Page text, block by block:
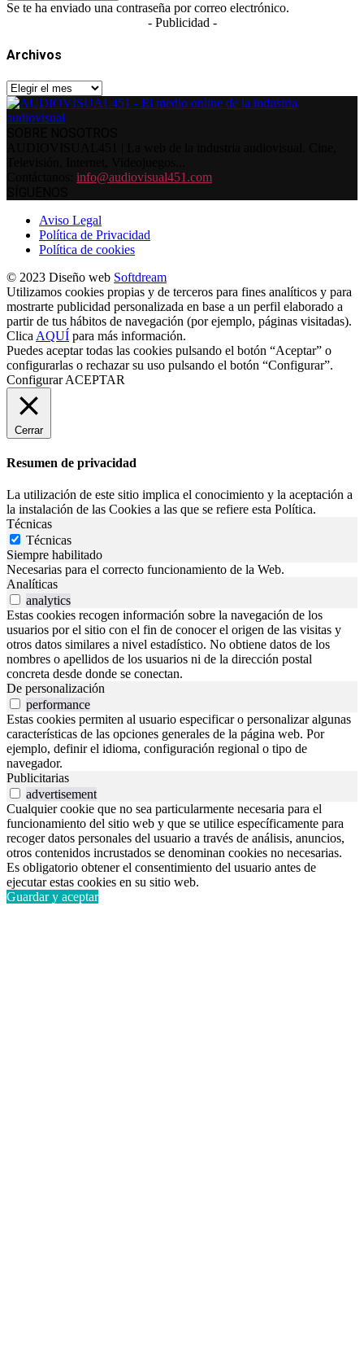
Se te ha enviado una contraseña por correo electrónico.
- Publicidad -
Archivos
Archivos
info@audiovisual451.com
Aviso Legal
Política de Privacidad
Política de cookies
© 2023 Diseño web Softdream
Utilizamos cookies propias y de terceros para fines analíticos y para
mostrarte publicidad personalizada en base a un perfil elaborado a
partir de tus hábitos de navegación (por ejemplo, páginas visitadas).
Clica AQUÍ para más información.
Puedes aceptar todas las cookies pulsando el botón “Aceptar” o
configurarlas o rechazar su uso pulsando el botón “Configurar”.
Configurar ACEPTAR
Cerrar
Resumen de privacidad
La utilización de este sitio implica el conocimiento y la aceptación a
la instalación de las Cookies a las que se refiere esta Política.
Técnicas
Técnicas
Siempre habilitado
Necesarias para el correcto funcionamiento de la Web.
Analíticas
analytics
Estas cookies recogen información sobre la navegación de los
usuarios por el sitio con el fin de conocer el origen de las visitas y
otros datos similares a nivel estadístico. No obtiene datos de los
nombres o apellidos de los usuarios ni de la dirección postal
concreta desde donde se conectan.
De personalización
performance
Estas cookies permiten al usuario especificar o personalizar algunas
características de las opciones generales de la página web. Por
ejemplo, definir el idioma, configuración regional o tipo de
navegador.
Publicitarias
advertisement
Cualquier cookie que no sea particularmente necesaria para el
funcionamiento del sitio web y que se utilice específicamente para
recoger datos personales del usuario a través de análisis, anuncios,
otros contenidos incrustados se denominan cookies no necesarias.
Es obligatorio obtener el consentimiento del usuario antes de
ejecutar estas cookies en su sitio web.
Guardar y aceptar